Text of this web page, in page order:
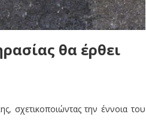
θα έρθει
σχετικοποιώντας την έννοια του